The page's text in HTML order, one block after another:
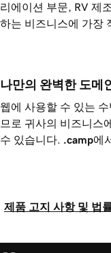
리에이션 부문, RV 제
하는 비즈니스에 가장
나만의 완벽한 도메
웹에 사용할 수 있는
므로 귀사의 비즈니스
수 있습니다.
.camp에
제품 고지 사항 및 법